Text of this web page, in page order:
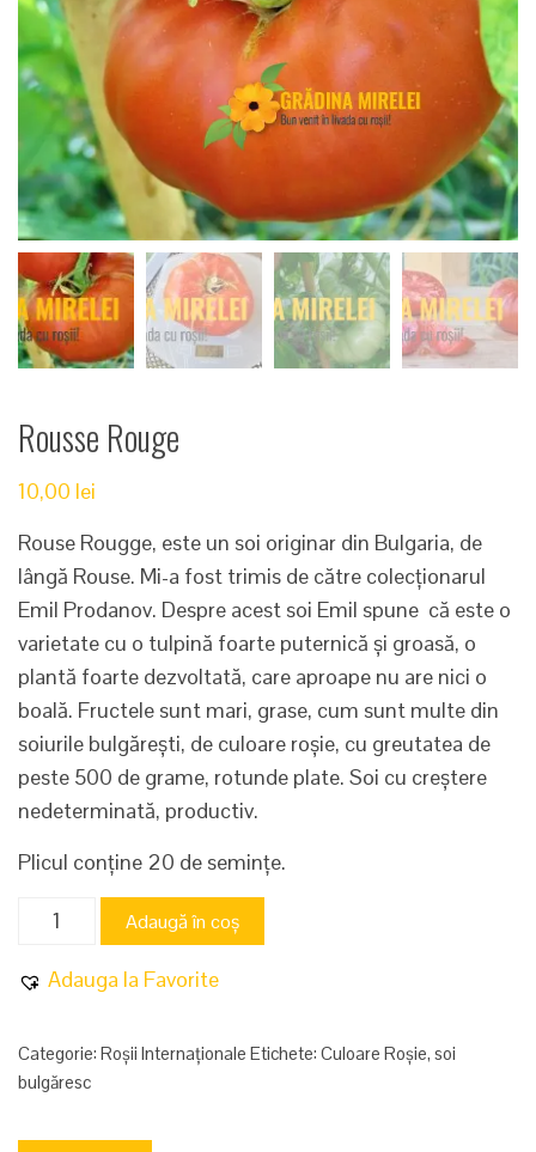
Rousse Rouge
10,00 lei
Rouse Rougge, este un soi originar din Bulgaria, de
lângă Rouse. Mi-a fost trimis de către colecționarul
Emil Prodanov. Despre acest soi Emil spune că este o
varietate cu o tulpină foarte puternică și groasă, o
plantă foarte dezvoltată, care aproape nu are nici o
boală. Fructele sunt mari, grase, cum sunt multe din
soiurile bulgărești, de culoare roșie, cu greutatea de
peste 500 de grame, rotunde plate. Soi cu creștere
nedeterminată, productiv.
Plicul conține 20 de semințe.
Cantitate
Rouge
Adaugă în coș
Adauga la Favorite
Categorie: Roșii Internaționale Etichete: Culoare Roșie, soi
bulgăresc